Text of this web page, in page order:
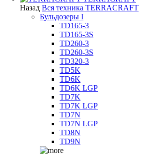
Назад Вся техника TERRACRAFT
Бульдозеры I
TD165-3
TD165-3S
TD260-3
TD260-3S
TD320-3
TD5K
TD6K
TD6K LGP
TD7K
TD7K LGP
TD7N
TD7N LGP
TD8N
TD9N